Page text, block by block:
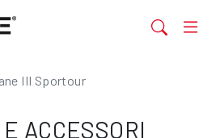
III Sportour
ACCESSORI